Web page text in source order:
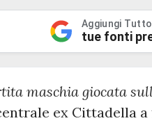
Aggiungi
tue fonti
maschia giocata
ex Cittadella a